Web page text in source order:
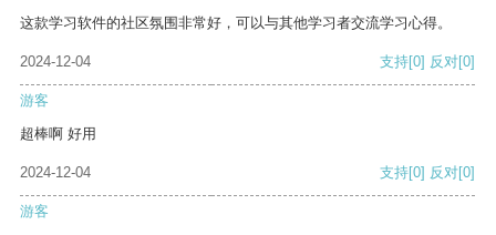
这款学习软件的社区氛围非常好，可以与其他学习者交流学习心得。
2024-12-04 支持[0] 反对[0]
游客
超棒啊 好用
2024-12-04 支持[0] 反对[0]
游客